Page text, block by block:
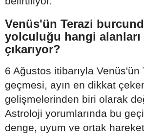
Venüs'ün Terazi
yolculuğu hangi alanları
çıkarıyor?
6 Ağustos itibarıyla Venüs'ün
geçmesi, ayın en dikkat
gelişmelerinden biri olarak
Astroloji yorumlarında bu
denge, uyum ve ortak